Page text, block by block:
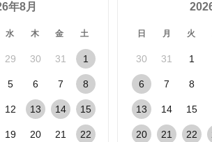
年8月
水 木 金 土
29 30 31 1
5 6 7 8
12 13 14 15
19 20 21 22
日 月 火
30 31 1
6 7 8
13 14 15
20 21 22